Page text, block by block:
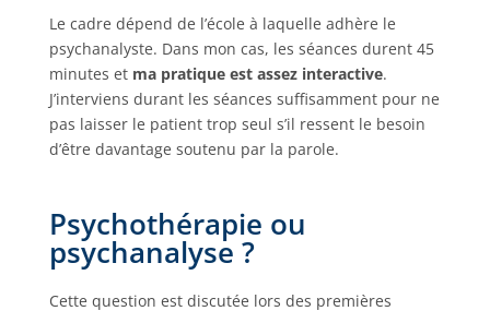
Le cadre dépend de l’école à laquelle adhère le
psychanalyste. Dans mon cas, les séances durent 45
minutes et ma pratique est assez interactive.
J’interviens durant les séances suffisamment pour ne
pas laisser le patient trop seul s’il ressent le besoin
d’être davantage soutenu par la parole.
Psychothérapie ou
psychanalyse ?
Cette question est discutée lors des premières